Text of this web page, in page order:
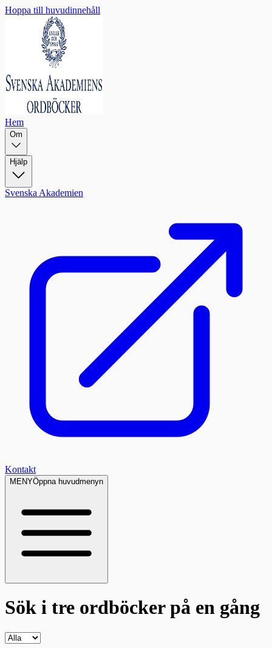
Hoppa till huvudinnehåll
Hem
Om
Hjälp
Svenska Akademien
Kontakt
MENYÖppna huvudmenyn
Sök i tre ordböckerpå en gång